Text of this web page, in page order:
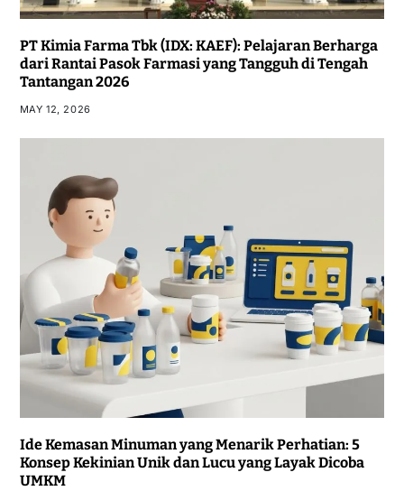
PT Kimia Farma Tbk (IDX: KAEF): Pelajaran Berharga
dari Rantai Pasok Farmasi yang Tangguh di Tengah
Tantangan 2026
MAY 12, 2026
Ide Kemasan Minuman yang Menarik Perhatian: 5
Konsep Kekinian Unik dan Lucu yang Layak Dicoba
UMKM